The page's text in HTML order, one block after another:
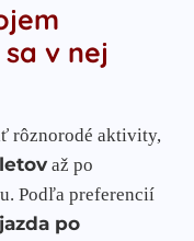
v nej
rôznorodé aktivity,
až po
Podľa preferencií
jazda po